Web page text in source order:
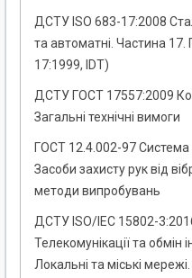
ДСТУ ISO 683-17:2008
та автоматні. Частина 17.
17:1999, IDТ)
ДСТУ ГОСТ 17557:2009
Загальні технічні вимоги
ГОСТ 12.4.002-97 Система
Засоби захисту рук від
методи випробувань
ДСТУ ISO/IEC 15802-3:2016
Телекомунікації та
Локальні та міські